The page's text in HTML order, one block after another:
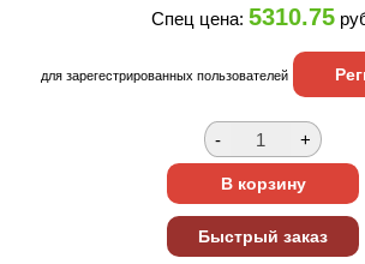
Спец цена: 5310.75
для зарегестрированных пользователей